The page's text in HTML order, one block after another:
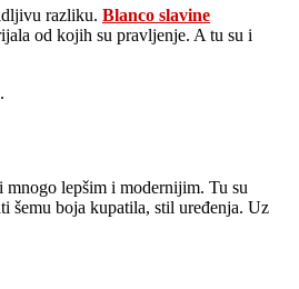
razliku. Blanco slavine
od kojih su pravljenje. A tu su i
lepšim i modernijim. Tu su
šemu boja kupatila, stil uređenja. Uz